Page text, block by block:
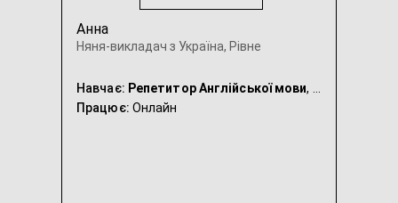
Анна
Няня-викладач з Україна, Рівне
Навчає: Репетитор Англійської мови, Репетитор для Початкової Школи, Репетитор Математики, Репетитор Української мови, Няня
Працює: Онлайн